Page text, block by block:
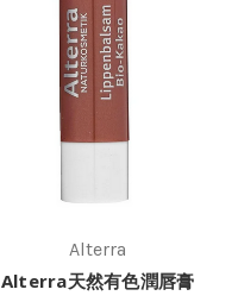
Alterra
Alterra天然有色潤唇膏